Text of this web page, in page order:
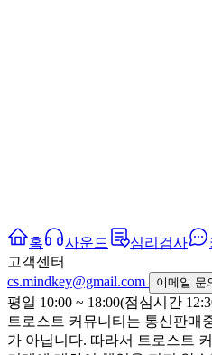
홈 사운드 심리검사
고객센터
cs.mindkey@gmail.com
이메일 문
평일 10:00 ~ 18:00(점심시간
트로스트 커뮤니티는 통신판매
가 아닙니다. 따라서 트로스트